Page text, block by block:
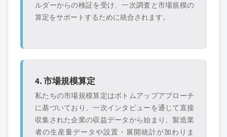
ルダーからの検証を受け、一次調査と市場規模の
算定をサポートするために統合されます。
4. 市場規模算定
私たちの市場規模算定はボトムアップアプローチ
に基づいており、一次インタビューを通じて直接
収集された企業の収益データから始まり、製造業
者の生産量データや設置・展開統計が加わりま